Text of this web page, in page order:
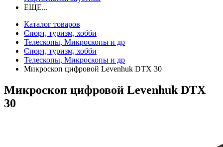
ЕЩЕ...
Каталог товаров
Спорт, туризм, хобби
Телескопы, Микроскопы и др
Спорт, туризм, хобби
Телескопы, Микроскопы и др
Микроскоп цифровой Levenhuk DTX 30
Микроскоп цифровой Levenhuk DTX
30